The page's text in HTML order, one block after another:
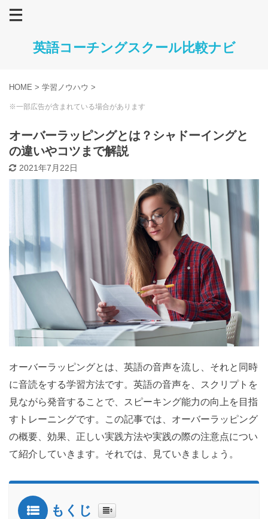
英語コーチングスクール比較ナビ
HOME > 学習ノウハウ >
※一部広告が含まれている場合があります
オーバーラッピングとは？シャドーイングと
の違いやコツまで解説
2021年7月22日
オーバーラッピングとは、英語の音声を流し、それと同時
に音読をする学習方法です。英語の音声を、スクリプトを
見ながら発音することで、スピーキング能力の向上を目指
すトレーニングです。この記事では、オーバーラッピング
の概要、効果、正しい実践方法や実践の際の注意点につい
て紹介していきます。それでは、見ていきましょう。
もくじ